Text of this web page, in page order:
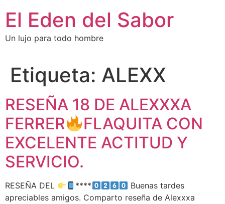
El Eden del Sabor
Un lujo para todo hombre
Etiqueta: ALEXX
RESEÑA 18 DE ALEXXXA
FERRER
FLAQUITA CON
EXCELENTE ACTITUD Y
SERVICIO.
RESEÑA DEL ****
Buenas tardes
apreciables amigos. Comparto reseña de Alexxxa